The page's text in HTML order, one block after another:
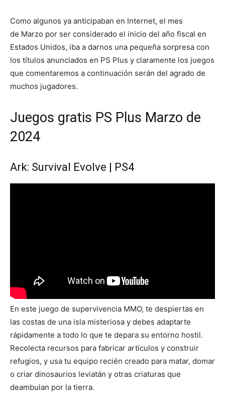
Como algunos ya anticipaban en Internet, el mes
de Marzo por ser considerado el inicio del año fiscal en
Estados Unidos, iba a darnos una pequeña sorpresa con
los títulos anunciados en PS Plus y claramente los juegos
que comentaremos a continuación serán del agrado de
muchos jugadores.
Juegos gratis PS Plus Marzo de
2024
Ark: Survival Evolve | PS4
En este juego de supervivencia MMO, te despiertas en
las costas de una isla misteriosa y debes adaptarte
rápidamente a todo lo que te depara su entorno hostil.
Recolecta recursos para fabricar artículos y construir
refugios, y usa tu equipo recién creado para matar, domar
o criar dinosaurios leviatán y otras criaturas que
deambulan por la tierra.